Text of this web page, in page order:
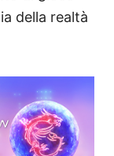
della realtà